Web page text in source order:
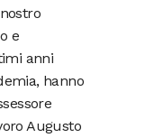
e
anni
hanno
Augusto